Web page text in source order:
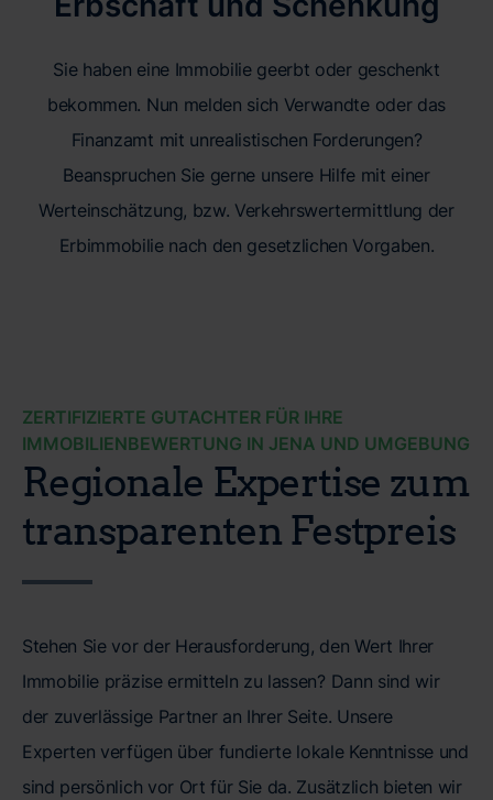
Sie haben eine Immobilie geerbt oder geschenkt
bekommen. Nun melden sich Verwandte oder das
Finanzamt mit unrealistischen Forderungen?
Beanspruchen Sie gerne unsere Hilfe mit einer
Werteinschätzung, bzw. Verkehrswertermittlung der
Erbimmobilie nach den gesetzlichen Vorgaben.
ZERTIFIZIERTE GUTACHTER FÜR IHRE
IMMOBILIENBEWERTUNG IN JENA UND UMGEBUNG
Regionale Expertise zum
transparenten Festpreis
Stehen Sie vor der Herausforderung, den Wert Ihrer
Immobilie präzise ermitteln zu lassen? Dann sind wir
der zuverlässige Partner an Ihrer Seite. Unsere
Experten verfügen über fundierte lokale Kenntnisse und
sind persönlich vor Ort für Sie da. Zusätzlich bieten wir